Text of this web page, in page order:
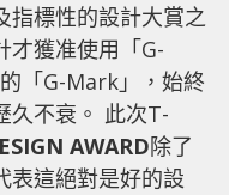
指標性的設計大賞之
才獲准使用「G-
「G-Mark」，始終
久不衰。 此次T-
AWARD除了
表這絕對是好的設